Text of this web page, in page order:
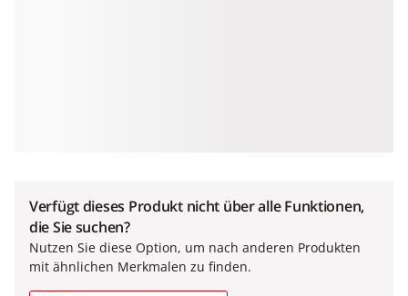
Verfügt dieses Produkt nicht über alle Funktionen,
die Sie suchen?
Nutzen Sie diese Option, um nach anderen Produkten
mit ähnlichen Merkmalen zu finden.